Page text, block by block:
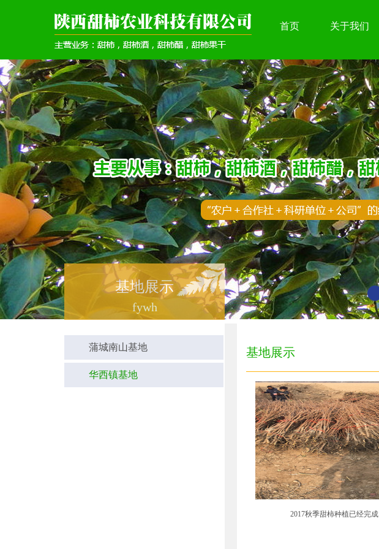
首页 关于我们
基地展示
fywh
蒲城南山基地
华西镇基地
基地展示
2017秋季甜柿种植已经完成